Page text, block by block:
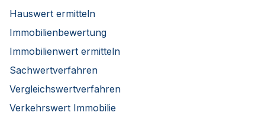
Hauswert ermitteln
Immobilienbewertung
Immobilienwert ermitteln
Sachwertverfahren
Vergleichswertverfahren
Verkehrswert Immobilie